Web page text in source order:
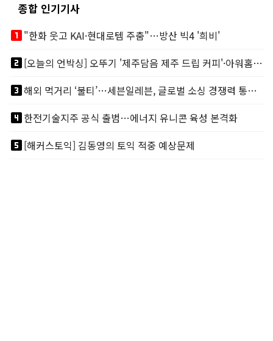
종합 인기기사
looks_one"한화 웃고 KAI·현대로템 주춤"…방산 빅4 '희비'
looks_two
[오늘의 언박싱] 오뚜기 '제주담음 제주 드립 커피'·아워홈 ‘갓석박지’ 外
looks_3
해외 먹거리 ‘불티’…세븐일레븐, 글로벌 소싱 경쟁력 통했다
looks_4한전기술지주 공식 출범…에너지 유니콘 육성 본격화
looks_5[해커스토익] 김동영의 토익 적중 예상문제